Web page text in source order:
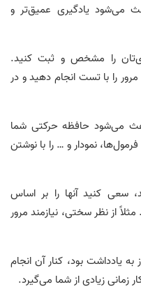
دیجیتال
می‌شود یادگیری عمیق‌تر و
را مشخص و ثبت کنید.
را با تست انجام‌ دهید و در
می‌شود حافظه حرکتی شما
نمودار‌ و … را با نوشتن
سعی کنید آنها را بر اساس
از نظر سختی، نیازمند مرور
یادداشت بود، کنار آن انجام
زمانی زیادی از شما می‌گیرد.